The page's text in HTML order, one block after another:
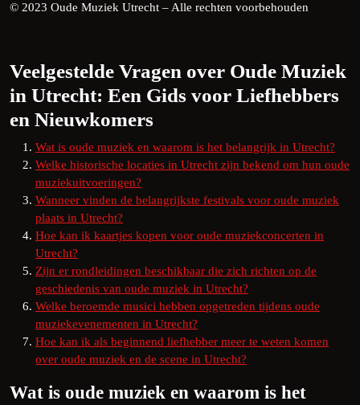
© 2023 Oude Muziek Utrecht – Alle rechten voorbehouden
Veelgestelde Vragen over Oude Muziek
in Utrecht: Een Gids voor Liefhebbers
en Nieuwkomers
Wat is oude muziek en waarom is het belangrijk in Utrecht?
Welke historische locaties in Utrecht zijn bekend om hun oude
muziekuitvoeringen?
Wanneer vinden de belangrijkste festivals voor oude muziek
plaats in Utrecht?
Hoe kan ik kaartjes kopen voor oude muziekconcerten in
Utrecht?
Zijn er rondleidingen beschikbaar die zich richten op de
geschiedenis van oude muziek in Utrecht?
Welke beroemde musici hebben opgetreden tijdens oude
muziekevenementen in Utrecht?
Hoe kan ik als beginnend liefhebber meer te weten komen
over oude muziek en de scene in Utrecht?
Wat is oude muziek en waarom is het